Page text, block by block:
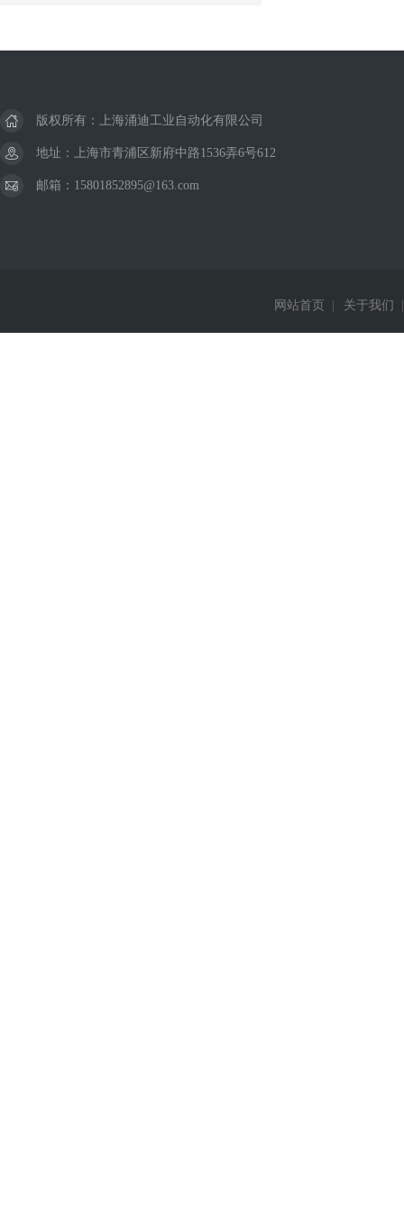
版权所有：上海涌迪工业自动化有限公司
地址：上海市青浦区新府中路1536弄6号612
邮箱：15801852895@163.com
网站首页 关于我们